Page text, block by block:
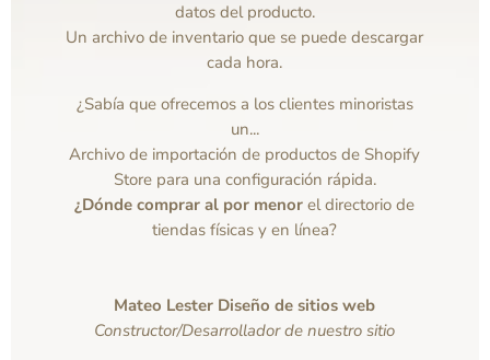
datos del producto.
Un archivo de inventario que se puede descargar
cada hora.
¿Sabía que ofrecemos a los clientes minoristas
un...
Archivo de importación de productos de Shopify
Store para una configuración rápida.
¿Dónde comprar al por menor el directorio de
tiendas físicas y en línea?
Mateo Lester Diseño de sitios web
Constructor/Desarrollador de nuestro sitio